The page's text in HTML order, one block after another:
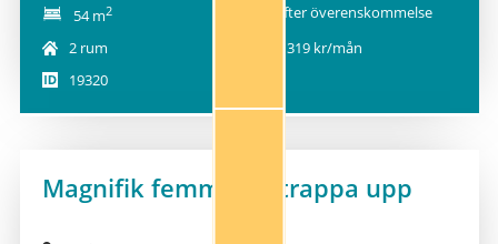
54 m2
Efter överenskommelse
2 rum
5 319 kr/mån
19320
Magnifik femma en trappa upp